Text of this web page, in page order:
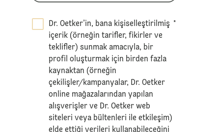
Dr. Oetker’in, bana kişiselleştirilmiş
içerik (örneğin tarifler, fikirler ve
teklifler) sunmak amacıyla, bir
profil oluşturmak için birden fazla
kaynaktan (örneğin
çekilişler/kampanyalar, Dr. Oetker
online mağazalarından yapılan
alışverişler ve Dr. Oetker web
siteleri veya bültenleri ile etkileşim)
elde ettiği verileri kullanabileceğini
*